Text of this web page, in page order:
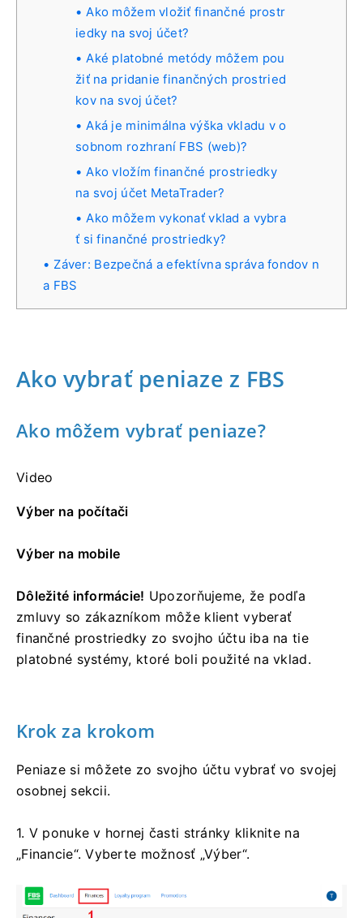
Ako môžem vložiť finančné prostr
iedky na svoj účet?
Aké platobné metódy môžem pou
žiť na pridanie finančných prostried
kov na svoj účet?
Aká je minimálna výška vkladu v o
sobnom rozhraní FBS (web)?
Ako vložím finančné prostriedky
na svoj účet MetaTrader?
Ako môžem vykonať vklad a vybra
ť si finančné prostriedky?
Záver: Bezpečná a efektívna správa fondov n
a FBS
Ako vybrať peniaze z FBS
Ako môžem vybrať peniaze?
Video
Výber na počítači
Výber na mobile
Dôležité informácie! Upozorňujeme, že podľa
zmluvy so zákazníkom môže klient vyberať
finančné prostriedky zo svojho účtu iba na tie
platobné systémy, ktoré boli použité na vklad.
Krok za krokom
Peniaze si môžete zo svojho účtu vybrať vo svojej
osobnej sekcii.
1. V ponuke v hornej časti stránky kliknite na
„Financie“. Vyberte možnosť „Výber“.